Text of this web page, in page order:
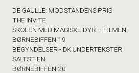
DE GAULLE: MODSTANDENS PRIS
THE INVITE
SKOLEN MED MAGISKE DYR – FILMEN
BØRNEBIFFEN 19
BEGYNDELSER - DK UNDERTEKSTER
SALTSTIEN
BØRNEBIFFEN 20